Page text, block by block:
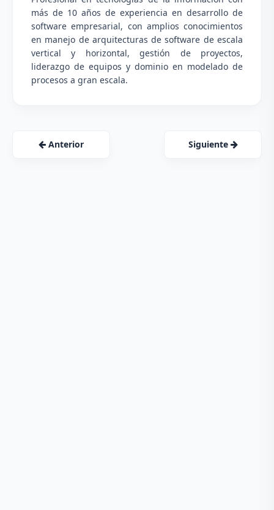
más de 10 años de experiencia en desarrollo de
software empresarial, con amplios conocimientos
en manejo de arquitecturas de software de escala
vertical y horizontal, gestión de proyectos,
liderazgo de equipos y dominio en modelado de
procesos a gran escala.
Anterior Siguiente